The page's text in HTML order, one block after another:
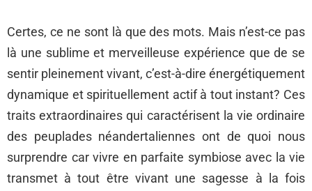
Certes, ce ne sont là que des mots. Mais n’est-ce pas
là une sublime et merveilleuse expérience que de se
sentir pleinement vivant, c’est-à-dire énergétiquement
dynamique et spirituellement actif à tout instant? Ces
traits extraordinaires qui caractérisent la vie ordinaire
des peuplades néandertaliennes ont de quoi nous
surprendre car vivre en parfaite symbiose avec la vie
transmet à tout être vivant une sagesse à la fois